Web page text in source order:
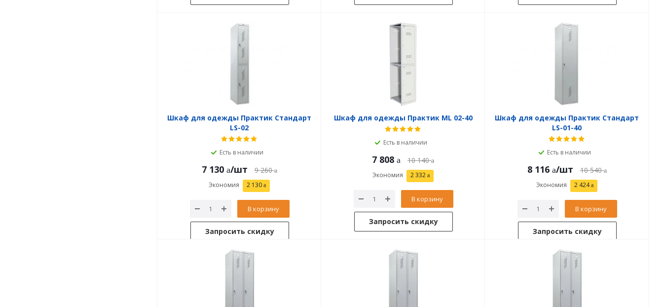
Шкаф для одежды Практик Стандарт
LS-02
Есть в наличии
7 130 /шт 9 260
Экономия 2 130
В корзину
Запросить скидку
Шкаф для одежды Практик ML 02-40
Есть в наличии
7 808 10 140
Экономия 2 332
В корзину
Запросить скидку
Шкаф для одежды Практик Стандарт
LS-01-40
Есть в наличии
8 116 /шт 10 540
Экономия 2 424
В корзину
Запросить скидку